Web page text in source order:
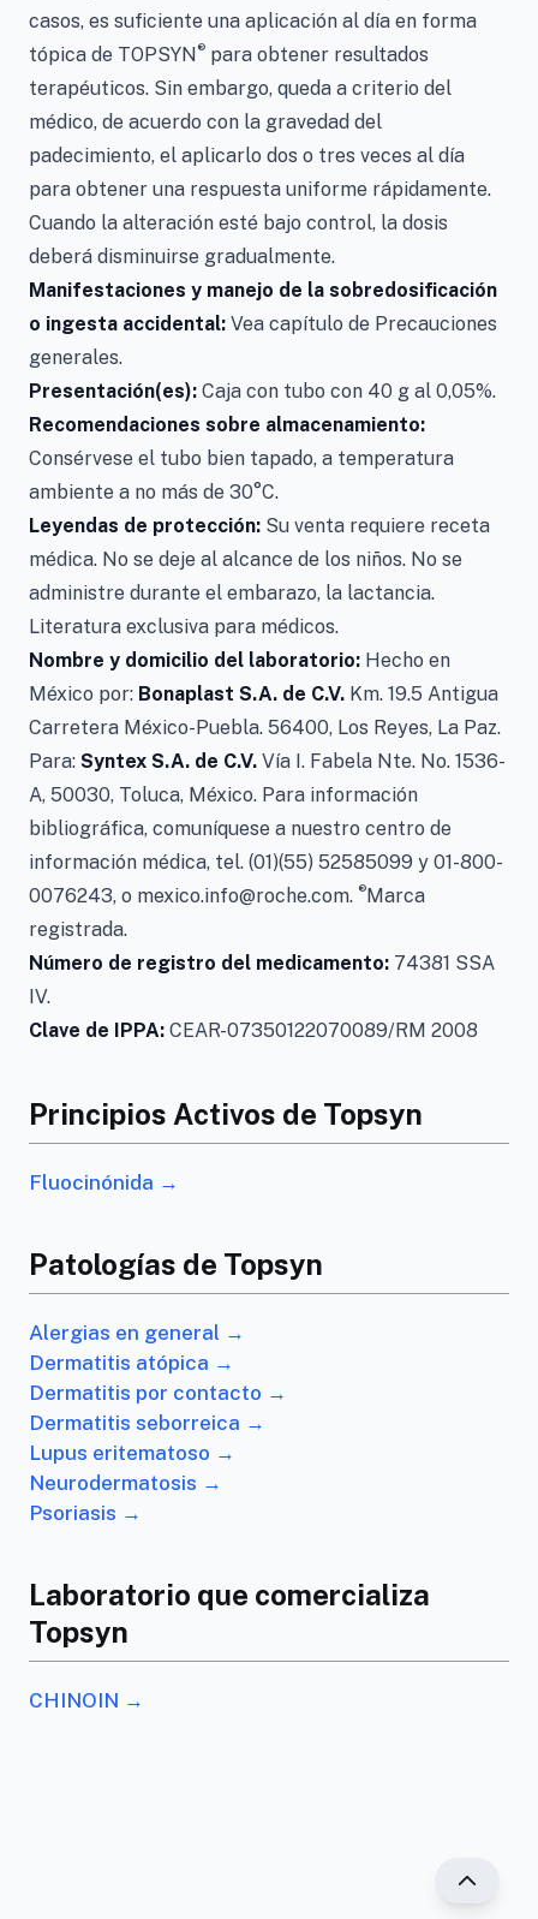
casos, es suficiente una aplicación al día en forma
tópica de TOPSYN® para obtener resultados
terapéuticos. Sin embargo, queda a criterio del
médico, de acuerdo con la gravedad del
padecimiento, el aplicarlo dos o tres veces al día
para obtener una respuesta uniforme rápidamente.
Cuando la alteración esté bajo control, la dosis
deberá disminuirse gradualmente.
Manifestaciones y manejo de la sobredosificación
o ingesta accidental: Vea capítulo de Precauciones
generales.
Presentación(es): Caja con tubo con 40 g al 0,05%.
Recomendaciones sobre almacenamiento:
Consérvese el tubo bien tapado, a temperatura
ambiente a no más de 30°C.
Leyendas de protección: Su venta requiere receta
médica. No se deje al alcance de los niños. No se
administre durante el embarazo, la lactancia.
Literatura exclusiva para médicos.
Nombre y domicilio del laboratorio: Hecho en
México por: Bonaplast S.A. de C.V. Km. 19.5 Antigua
Carretera México-Puebla. 56400, Los Reyes, La Paz.
Para: Syntex S.A. de C.V. Vía I. Fabela Nte. No. 1536-
A, 50030, Toluca, México. Para información
bibliográfica, comuníquese a nuestro centro de
información médica, tel. (01)(55) 52585099 y 01-800-
0076243, o mexico.info@roche.com. ®Marca
registrada.
Número de registro del medicamento: 74381 SSA
IV.
Clave de IPPA: CEAR-07350122070089/RM 2008
Principios Activos de Topsyn
Fluocinónida →
Patologías de Topsyn
Alergias en general →
Dermatitis atópica →
Dermatitis por contacto →
Dermatitis seborreica →
Lupus eritematoso →
Neurodermatosis →
Psoriasis →
Laboratorio que comercializa
Topsyn
CHINOIN →